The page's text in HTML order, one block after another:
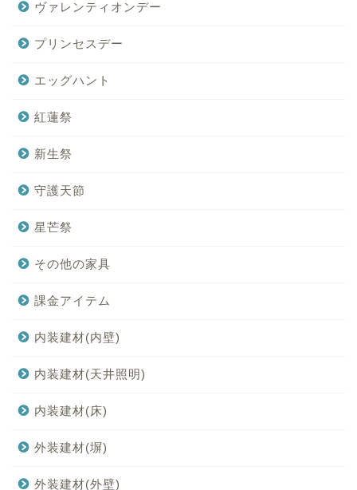
ヴァレンティオンデー
プリンセスデー
エッグハント
紅蓮祭
新生祭
守護天節
星芒祭
その他の家具
課金アイテム
内装建材(内壁)
内装建材(天井照明)
内装建材(床)
外装建材(塀)
外装建材(外壁)